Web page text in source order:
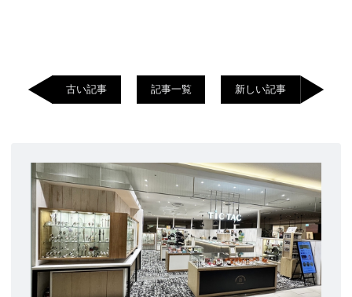
古い記事 記事一覧 新しい記事